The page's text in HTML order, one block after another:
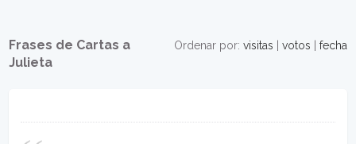
Ordenar por: visitas votos fecha
Frases de Cartas a
Julieta